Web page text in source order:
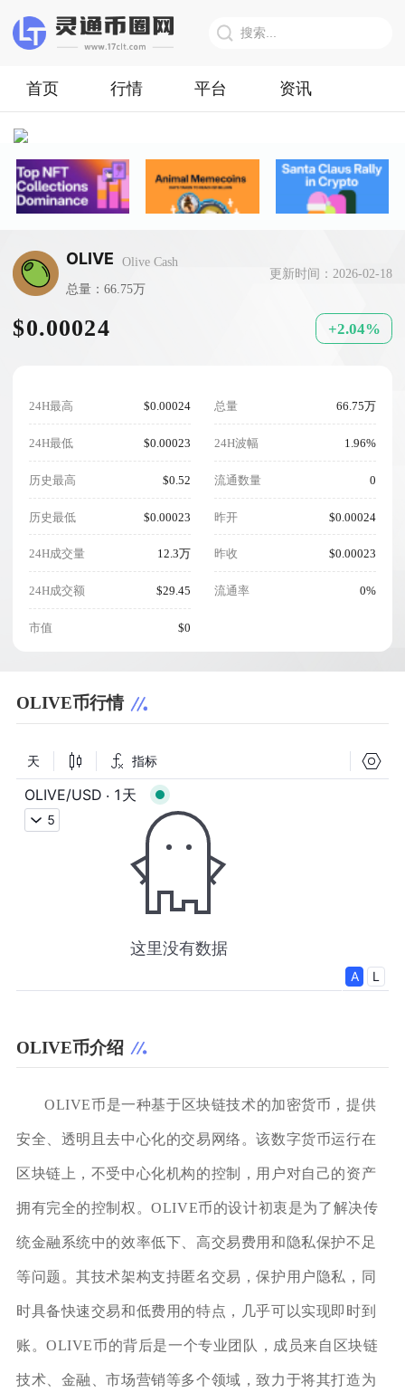
首页 行情 平台 资讯
OLIVE
Olive Cash
总量：66.75万
更新时间：2026-02-18
$0.00024 +2.04%
24H最高 $0.00024
24H最低 $0.00023
历史最高 $0.52
历史最低 $0.00023
24H成交量 12.3万
24H成交额 $29.45
市值 $0
总量 66.75万
24H波幅 1.96%
流通数量 0
昨开 $0.00024
昨收 $0.00023
流通率 0%
OLIVE币行情
OLIVE币介绍
OLIVE币是一种基于区块链技术的加密货币，提供
安全、透明且去中心化的交易网络。该数字货币运行在
区块链上，不受中心化机构的控制，用户对自己的资产
拥有完全的控制权。OLIVE币的设计初衷是为了解决传
统金融系统中的效率低下、高交易费用和隐私保护不足
等问题。其技术架构支持匿名交易，保护用户隐私，同
时具备快速交易和低费用的特点，几乎可以实现即时到
账。OLIVE币的背后是一个专业团队，成员来自区块链
技术、金融、市场营销等多个领域，致力于将其打造为